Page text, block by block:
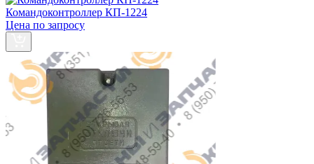
Командоконтроллер КП-1224
Цена по запросу